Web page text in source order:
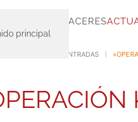
principal
SC-PLACERES
ENTRADAS